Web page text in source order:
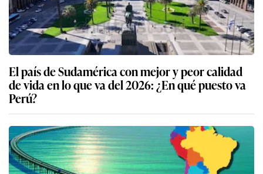
El país de Sudamérica con mejor y peor calidad
de vida en lo que va del 2026: ¿En qué puesto va
Perú?